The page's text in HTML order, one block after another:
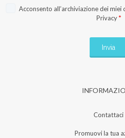
Acconsento all’archiviazione dei miei
Privacy *
Contattaci
Promuovi la tua